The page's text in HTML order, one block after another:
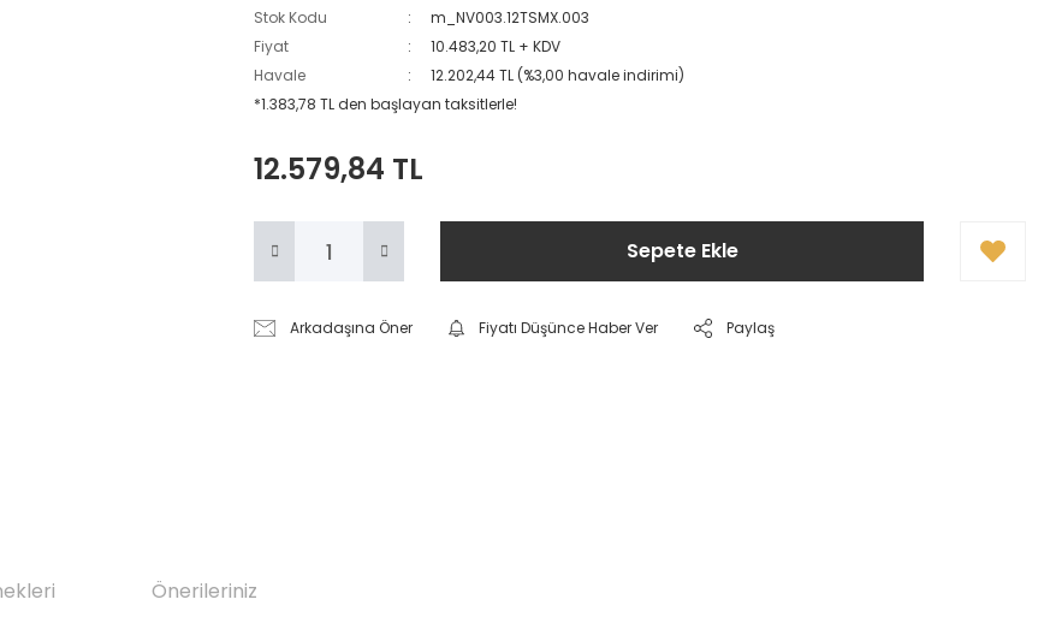
Stok Kodu
m_NV003.12TSMX.003
Fiyat
10.483,20 TL + KDV
Havale
12.202,44 TL (%3,00 havale indirimi)
*1.383,78 TL den başlayan taksitlerle!
12.579,84 TL
Sepete Ekle
Arkadaşına Öner Fiyatı Düşünce Haber Ver Paylaş
Önerileriniz